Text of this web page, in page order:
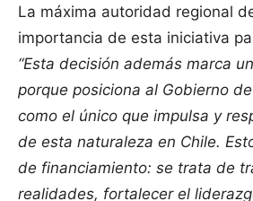
La máxima autoridad regional
importancia de esta iniciativa
“Esta decisión además marca
porque posiciona al Gobierno
como el único que impulsa y
de esta naturaleza en Chile.
de financiamiento: se trata de
realidades, fortalecer el